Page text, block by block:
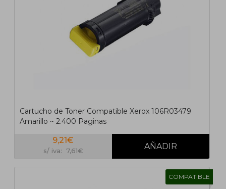
1 2 > >|
Cartucho de Toner Compatible Xerox 106R03479
Amarillo ~ 2.400 Paginas
9,21€
s/ iva: 7,61€
COMPATIBLE